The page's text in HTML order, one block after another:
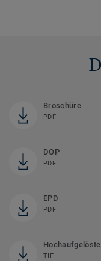
Broschüre
PDF
DOP
PDF
EPD
PDF
TIF